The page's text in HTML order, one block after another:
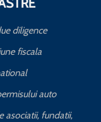
diligence
fiscala
auto
asociatii, fundatii,